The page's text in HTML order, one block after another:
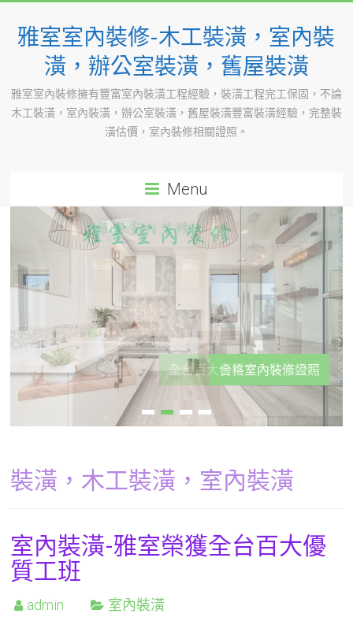
content
雅室室內裝修-木工裝潢，室內裝
潢，辦公室裝潢，舊屋裝潢
雅室室內裝修擁有豐富室內裝潢工程經驗，裝潢工程完工保固，不論
木工裝潢，室內裝潢，辦公室裝潢，舊屋裝潢豐富裝潢經驗，完整裝
潢估價，室內裝修相關證照。
Menu
合格室內裝修證照
裝潢，木工裝潢，室內裝潢
室內裝潢-雅室榮獲全台百大優
質工班
admin 室內裝潢